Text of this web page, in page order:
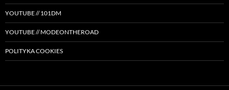
YOUTUBE // 101DM
YOUTUBE // MODEONTHEROAD
POLITYKA COOKIES